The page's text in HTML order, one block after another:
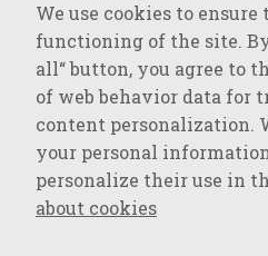
JEANS,Joseph Ribkoff,
Campione,Loevenich,Marc
Oblique,Olsen,Parami,
Amsterdam,Rockandblue,
Vanguard
SPORTSWEAR
We use cookies to ensure
functioning of the site.
all“ button, you agree to
of web behavior data for
content personalization.
your personal
personalize their use in
about cookies